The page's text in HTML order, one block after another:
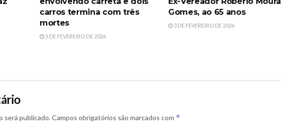
carros termina com três
mortes
3 DE FEVEREIRO DE 2026
Gomes, ao 65 anos
3 DE FEVEREIRO DE 2026
será publicado. Campos obrigatórios são marcados com *